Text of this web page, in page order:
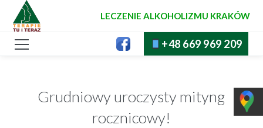
LECZENIE ALKOHOLIZMU KRAKÓW
+48 669 969 209
Grudniowy uroczysty mityng
rocznicowy!